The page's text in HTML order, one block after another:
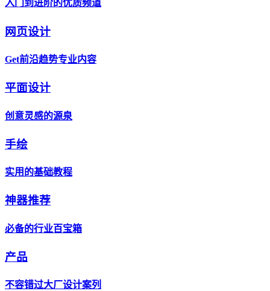
入门到进阶的优质频道
网页设计
Get前沿趋势专业内容
平面设计
创意灵感的源泉
手绘
实用的基础教程
神器推荐
必备的行业百宝箱
产品
不容错过大厂设计案列